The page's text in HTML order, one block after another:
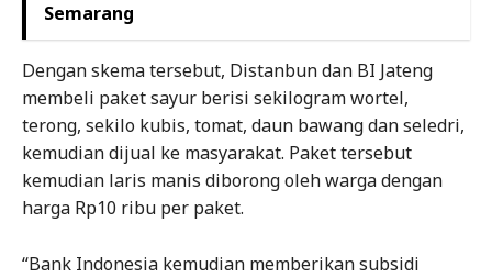
Semarang
Dengan skema tersebut, Distanbun dan BI Jateng
membeli paket sayur berisi sekilogram wortel,
terong, sekilo kubis, tomat, daun bawang dan seledri,
kemudian dijual ke masyarakat. Paket tersebut
kemudian laris manis diborong oleh warga dengan
harga Rp10 ribu per paket.
“Bank Indonesia kemudian memberikan subsidi